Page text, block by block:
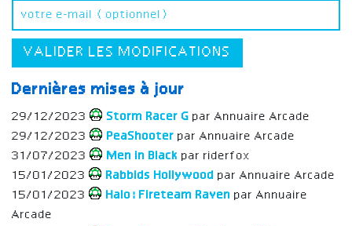
VALIDER LES MODIFICATIONS
Dernières mises à jour
29/12/2023 Storm Racer G par Annuaire Arcade
29/12/2023
PeaShooter par Annuaire Arcade
31/07/2023
Men in Black par riderfox
15/01/2023
Rabbids Hollywood par Annuaire Arcade
15/01/2023
Halo: Fireteam Raven par Annuaire
Arcade